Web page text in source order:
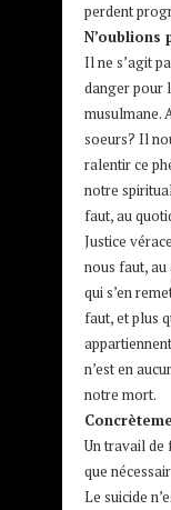
perdent
N’oublions
Il ne s’agit
danger pour
musulmane.
soeurs? Il
ralentir ce
notre
faut, au
Justice
nous faut,
qui s’en
faut, et plus
n’est en
notre mort.
Un travail de
que
Le suicide